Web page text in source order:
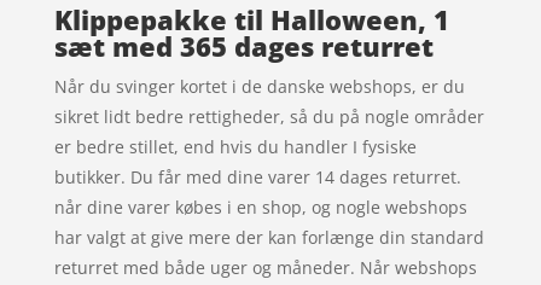
Klippepakke til Halloween, 1
sæt med 365 dages returret
Når du svinger kortet i de danske webshops, er du
sikret lidt bedre rettigheder, så du på nogle områder
er bedre stillet, end hvis du handler I fysiske
butikker. Du får med dine varer 14 dages returret.
når dine varer købes i en shop, og nogle webshops
har valgt at give mere der kan forlænge din standard
returret med både uger og måneder. Når webshops